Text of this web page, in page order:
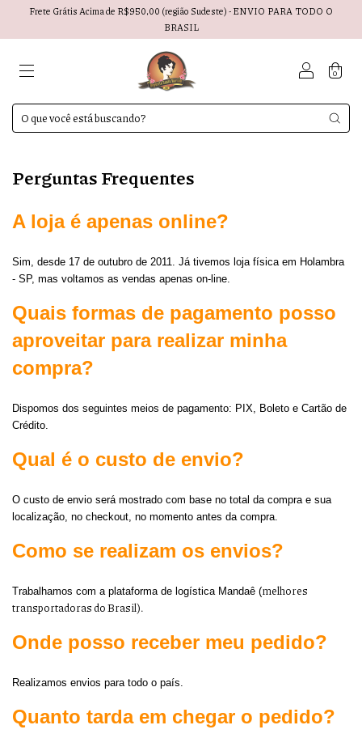
Frete Grátis Acima de R$950,00 (região Sudeste) - ENVIO PARA TODO O
BRASIL
0
Perguntas Frequentes
A loja é apenas online?
Sim, desde 17 de outubro de 2011. Já tivemos loja física em Holambra
- SP, mas voltamos as vendas apenas on-line.
Quais formas de pagamento posso
aproveitar para realizar minha
compra?
Dispomos dos seguintes meios de pagamento: PIX, Boleto e Cartão de
Crédito.
Qual é o custo de envio?
O custo de envio será mostrado com base no total da compra e sua
localização, no checkout, no momento antes da compra.
Como se realizam os envios?
Trabalhamos com a plataforma de logística Mandaê (melhores
transportadoras do Brasil).
Onde posso receber meu pedido?
Realizamos envios para todo o país.
Quanto tarda em chegar o pedido?